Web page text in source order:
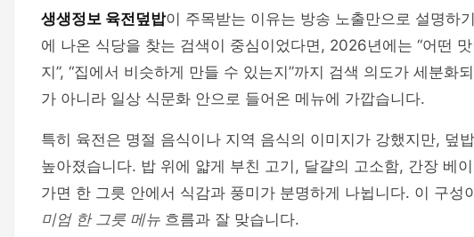
생생정보 육전덮밥이 주목받는 이유는 방송 노출만으로 설명하
에 나온 식당을 찾는 검색이 중심이었다면, 2026년에는 “어떤 맛
지”, “집에서 비슷하게 만들 수 있는지”까지 검색 의도가 세분화
가 아니라 일상 식문화 안으로 들어온 메뉴에 가깝습니다.
특히 육전은 명절 음식이나 지역 음식의 이미지가 강했지만, 덮
높아졌습니다. 밥 위에 얇게 부친 고기, 달걀의 고소함, 간장 베
가면 한 그릇 안에서 식감과 풍미가 분명하게 나뉩니다. 이 구성
미엄 한 그릇 메뉴 흐름과 잘 맞습니다.